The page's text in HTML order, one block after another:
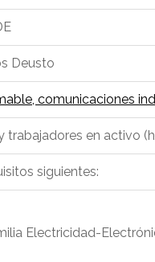
Deusto
comunicaciones
trabajadores en activo
siguientes:
Electricidad-